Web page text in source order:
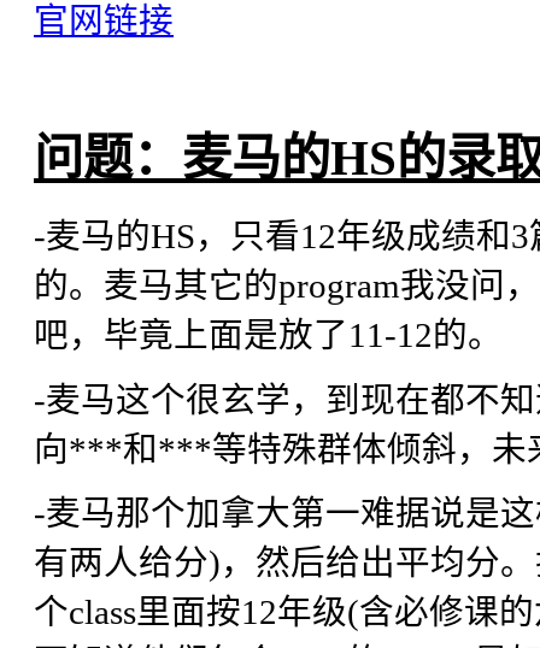
官网链接
问题：麦马的HS的录
-麦马的HS，只看12年级成绩和3
的。麦马其它的program我没问
吧，毕竟上面是放了11-12的。
-麦马这个很玄学，到现在都不
向***和***等特殊群体倾斜，未
-麦马那个加拿大第一难据说是
有两人给分)，然后给出平均分。
个class里面按12年级(含必修课